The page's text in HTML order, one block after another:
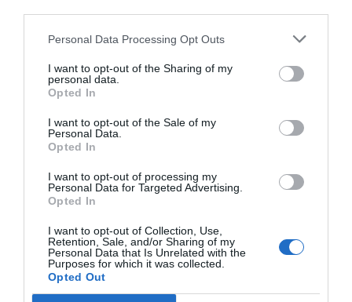
Personal Data Processing Opt Outs
I want to opt-out of the Sharing of my
personal data.
Opted In
I want to opt-out of the Sale of my
Personal Data.
Opted In
I want to opt-out of processing my
Personal Data for Targeted Advertising.
Opted In
I want to opt-out of Collection, Use,
Retention, Sale, and/or Sharing of my
Personal Data that Is Unrelated with the
Purposes for which it was collected.
Opted Out
que, durant l’última dècada, han estat
instrumentalitzades pel populisme reaccionari.
Trump, el moviment MAGA i tots els reaccionaris
del món van entendre abans que ningú que el
poder ja no passava pel debat, sinó per omplir les
línies de temps de les xarxes de caos; no cal tenir
raó, cal visibilitat; no per convèncer, sinó per
saturar. Amb l’ajuda —voluntària o negligent— de
scrollinfinit?), van hackejar l’ecosistema
mediàtic —i amb ell la nostra atenció—, de forma
que el van convertir en una màquina de